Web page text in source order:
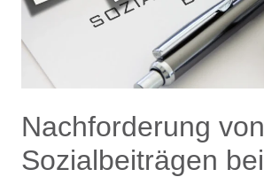
Nachforderung von
Sozialbeiträgen bei